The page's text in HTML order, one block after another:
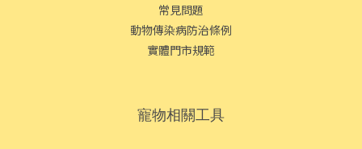
常見問題
動物傳染病防治條例
實體門市規範
寵物相關工具